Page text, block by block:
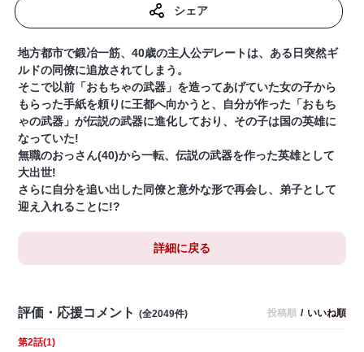
シェア
地方都市で鍛冶一筋、40歳の主人公デレートは、ある日突然ギ
ルドの同僚に追放されてしまう。
そこで以前「おもちゃの武器」を造ってあげていた女の子から
もらった手紙を頼りに王都へ向かうと、自分が作った「おもち
ゃの武器」が伝説の武器に進化しており、その子は国の英雄に
なっていた!
無職のおっさん(40)から一転、伝説の武器を作った英雄として
大出世!
さらに自分を追い出した同僚と意外な形で再会し、弟子として
迎え入れることに!?
詳細に戻る
評価・応援コメント (全2049件) 投稿順 / いいね順
第2話(1)